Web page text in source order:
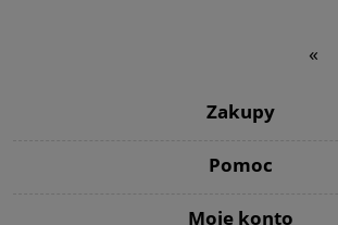
«
Zakupy
Pomoc
Moje konto